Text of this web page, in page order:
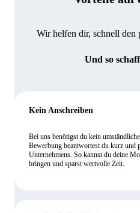
Wir helfen dir, schnell den
Und so
Kein Anschreiben
Bei uns benötigst du kein
Bewerbung beantwortest du kurz und
Unternehmens. So kannst du deine
bringen und sparst wertvolle Zeit.